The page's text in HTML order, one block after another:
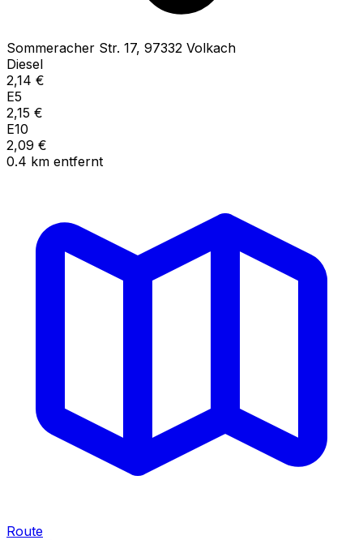
Sommeracher Str. 17, 97332 Volkach
Diesel
2,14 €
E5
2,15 €
E10
2,09 €
0.4 km entfernt
Route